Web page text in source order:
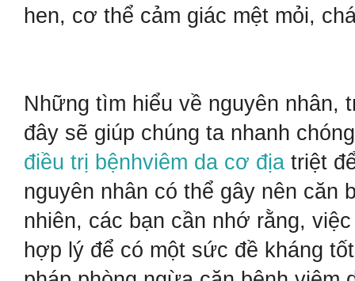
hen, cơ thể cảm giác mệt mỏi,
Những tìm hiểu về nguyên nhân,
đây sẽ giúp chúng ta nhanh
điều trị bệnhviêm da cơ địa triệt
nguyên nhân có thể gây nên căn
nhiên, các bạn cần nhớ rằng,
hợp lý để có một sức đề kháng